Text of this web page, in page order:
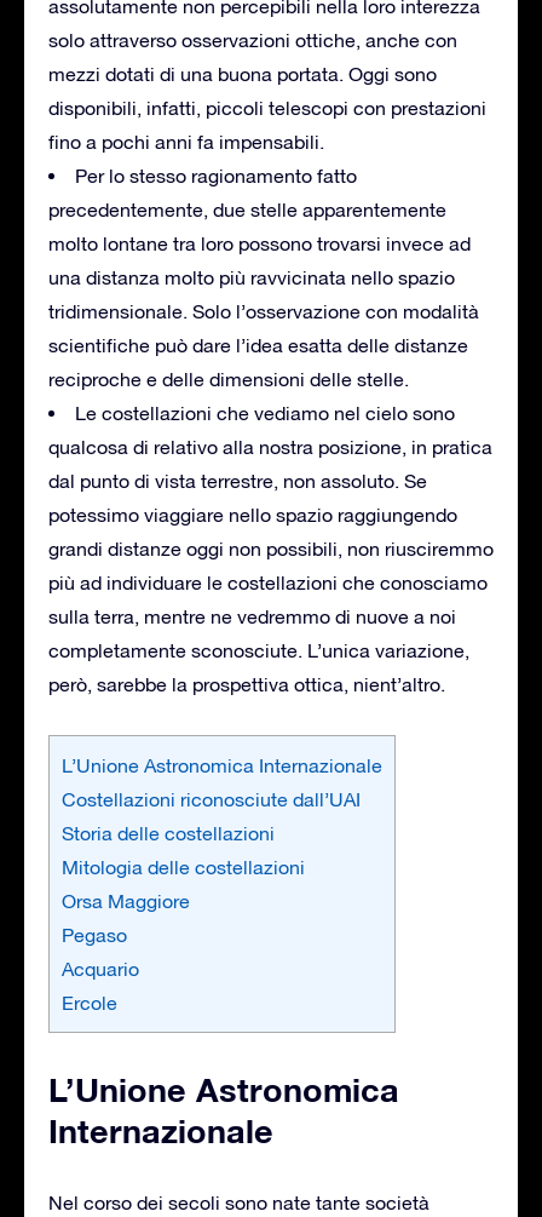
assolutamente non percepibili nella loro interezza
solo attraverso osservazioni ottiche, anche con
mezzi dotati di una buona portata. Oggi sono
disponibili, infatti, piccoli telescopi con prestazioni
fino a pochi anni fa impensabili.
Per lo stesso ragionamento fatto
precedentemente, due stelle apparentemente
molto lontane tra loro possono trovarsi invece ad
una distanza molto più ravvicinata nello spazio
tridimensionale. Solo l’osservazione con modalità
scientifiche può dare l’idea esatta delle distanze
reciproche e delle dimensioni delle stelle.
Le costellazioni che vediamo nel cielo sono
qualcosa di relativo alla nostra posizione, in pratica
dal punto di vista terrestre, non assoluto. Se
potessimo viaggiare nello spazio raggiungendo
grandi distanze oggi non possibili, non riusciremmo
più ad individuare le costellazioni che conosciamo
sulla terra, mentre ne vedremmo di nuove a noi
completamente sconosciute. L’unica variazione,
però, sarebbe la prospettiva ottica, nient’altro.
L’Unione Astronomica Internazionale
Costellazioni riconosciute dall’UAI
Storia delle costellazioni
Mitologia delle costellazioni
Orsa Maggiore
Pegaso
Acquario
Ercole
L’Unione Astronomica
Internazionale
Nel corso dei secoli sono nate tante società